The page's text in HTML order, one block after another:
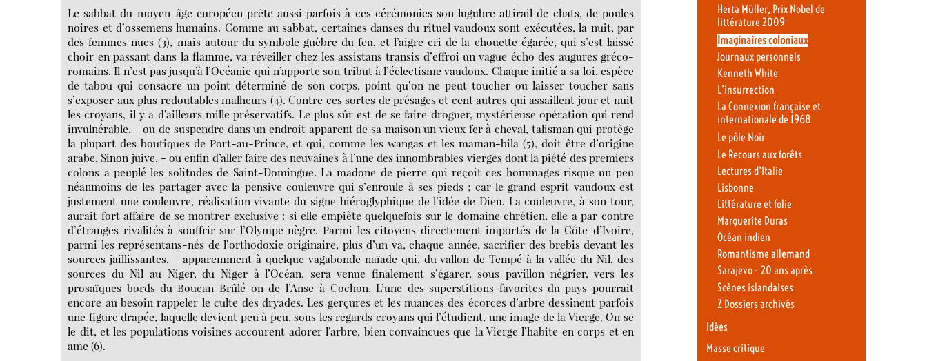
Le sabbat du moyen-âge européen prête aussi parfois à ces cérémonies son lugubre attirail de chats, de poules
noires et d’ossemens humains. Comme au sabbat, certaines danses du rituel vaudoux sont exécutées, la nuit, par
des femmes nues (3), mais autour du symbole guèbre du feu, et l’aigre cri de la chouette égarée, qui s’est laissé
choir en passant dans la flamme, va réveiller chez les assistans transis d’effroi un vague écho des augures gréco-
romains. Il n’est pas jusqu’à l’Océanie qui n’apporte son tribut à l’éclectisme vaudoux. Chaque initié a sa loi, espèce
de tabou qui consacre un point déterminé de son corps, point qu’on ne peut toucher ou laisser toucher sans
s’exposer aux plus redoutables malheurs (4). Contre ces sortes de présages et cent autres qui assaillent jour et nuit
les croyans, il y a d’ailleurs mille préservatifs. Le plus sûr est de se faire droguer, mystérieuse opération qui rend
invulnérable, - ou de suspendre dans un endroit apparent de sa maison un vieux fer à cheval, talisman qui protège
la plupart des boutiques de Port-au-Prince, et qui, comme les wangas et les maman-bila (5), doit être d’origine
arabe, Sinon juive, - ou enfin d’aller faire des neuvaines à l’une des innombrables vierges dont la piété des premiers
colons a peuplé les solitudes de Saint-Domingue. La madone de pierre qui reçoit ces hommages risque un peu
néanmoins de les partager avec la pensive couleuvre qui s’enroule à ses pieds ; car le grand esprit vaudoux est
justement une couleuvre, réalisation vivante du signe hiéroglyphique de l’idée de Dieu. La couleuvre, à son tour,
aurait fort affaire de se montrer exclusive : si elle empiète quelquefois sur le domaine chrétien, elle a par contre
d’étranges rivalités à souffrir sur l’Olympe nègre. Parmi les citoyens directement importés de la Côte-d’Ivoire,
parmi les représentans-nés de l’orthodoxie originaire, plus d’un va, chaque année, sacrifier des brebis devant les
sources jaillissantes, - apparemment à quelque vagabonde naïade qui, du vallon de Tempé à la vallée du Nil, des
sources du Nil au Niger, du Niger à l’Océan, sera venue finalement s’égarer, sous pavillon négrier, vers les
prosaïques bords du Boucan-Brûlé on de l’Anse-à-Cochon. L’une des superstitions favorites du pays pourrait
encore au besoin rappeler le culte des dryades. Les gerçures et les nuances des écorces d’arbre dessinent parfois
une figure drapée, laquelle devient peu à peu, sous les regards croyans qui l’étudient, une image de la Vierge. On se
le dit, et les populations voisines accourent adorer l’arbre, bien convaincues que la Vierge l’habite en corps et en
ame (6).
Herta Müller, Prix Nobel de
littérature 2009
Imaginaires coloniaux
Journaux personnels
Kenneth White
L’insurrection
La Connexion française et
internationale de 1968
Le pôle Noir
Le Recours aux forêts
Lectures d’Italie
Lisbonne
Littérature et folie
Marguerite Duras
Océan indien
Romantisme allemand
Sarajevo - 20 ans après
Scènes islandaises
Z Dossiers archivés
Idées
Masse critique